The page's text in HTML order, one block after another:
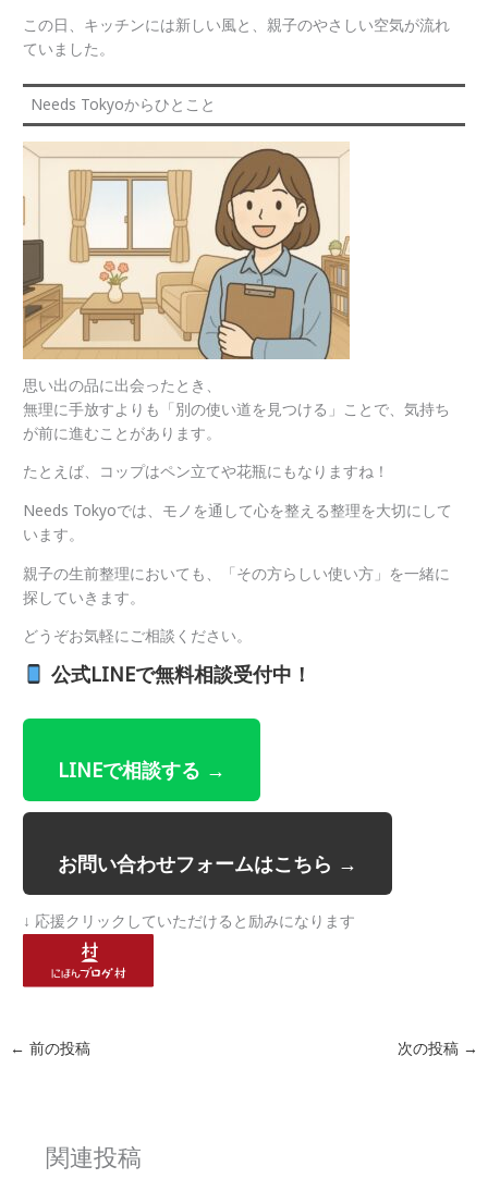
この日、キッチンには新しい風と、親子のやさしい空気が流れ
ていました。
Needs Tokyoからひとこと
思い出の品に出会ったとき、
無理に手放すよりも「別の使い道を見つける」ことで、気持ち
が前に進むことがあります。
たとえば、コップはペン立てや花瓶にもなりますね！
Needs Tokyoでは、モノを通して心を整える整理を大切にして
います。
親子の生前整理においても、「その方らしい使い方」を一緒に
探していきます。
どうぞお気軽にご相談ください。
公式LINEで無料相談受付中！
LINEで相談する →
お問い合わせフォームはこちら →
↓ 応援クリックしていただけると励みになります
← 前の投稿 次の投稿 →
関連投稿